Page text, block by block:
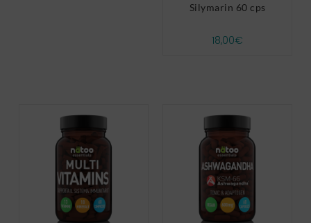
Silymarin 60 cps
18,00€